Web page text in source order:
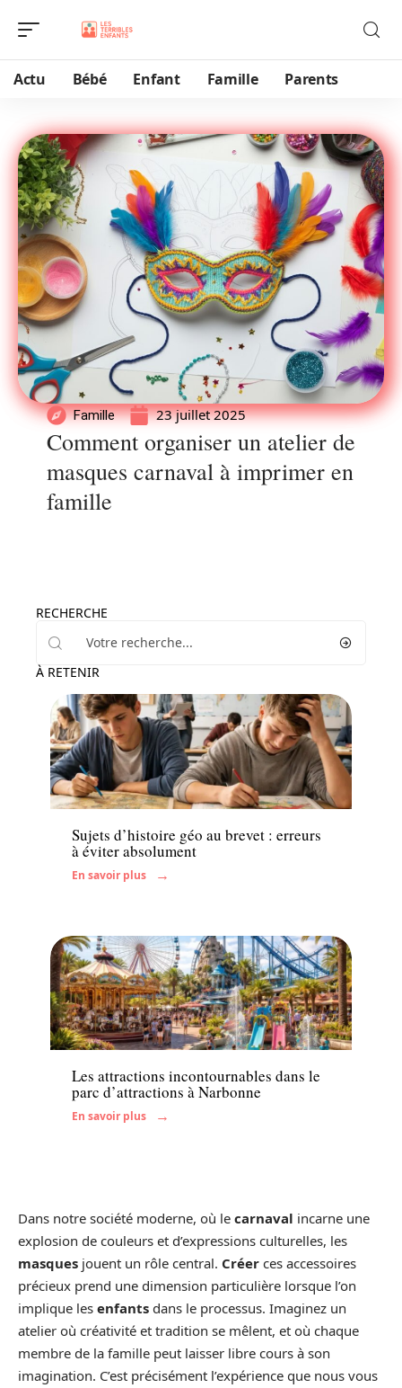
Actu Bébé Enfant Famille Parents
Famille 23 juillet 2025
Comment organiser un atelier de
masques carnaval à imprimer en
famille
RECHERCHE
À RETENIR
Enfant
Sujets d’histoire géo au brevet : erreurs
à éviter absolument
En savoir plus
Famille
Les attractions incontournables dans le
parc d’attractions à Narbonne
En savoir plus
Dans notre société moderne, où le carnaval incarne une
explosion de couleurs et d’expressions culturelles, les
masques jouent un rôle central. Créer ces accessoires
précieux prend une dimension particulière lorsque l’on
implique les enfants dans le processus. Imaginez un
atelier où créativité et tradition se mêlent, et où chaque
membre de la famille peut laisser libre cours à son
imagination. C’est précisément l’expérience que nous vous